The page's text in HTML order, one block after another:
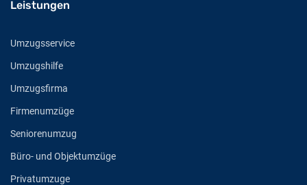
Leistungen
Umzugsservice
Umzugshilfe
Umzugsfirma
Firmenumzüge
Seniorenumzug
Büro- und Objektumzüge
Privatumzuge